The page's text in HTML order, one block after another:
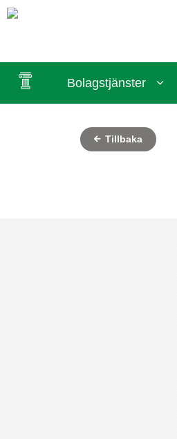
Bolagstjänster
Tillbaka